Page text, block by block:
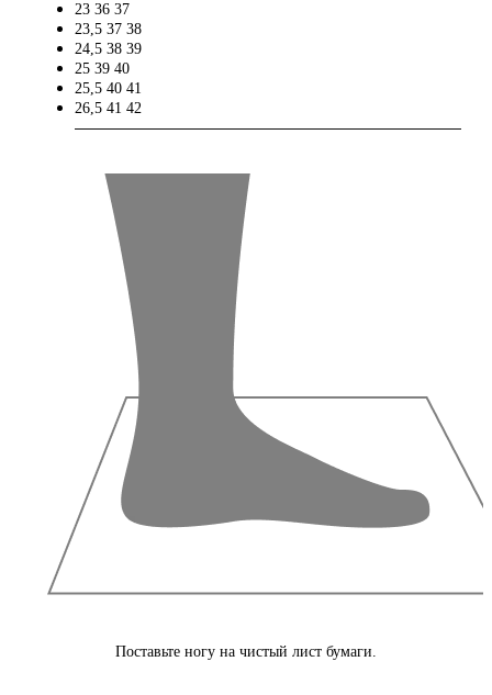
23 36 37
23,5 37 38
24,5 38 39
25 39 40
25,5 40 41
26,5 41 42
Поставьте ногу на чистый лист бумаги.